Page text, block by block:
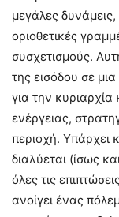
μεγάλες
οριοθετικές
συσχετισμούς.
της εισόδου σε
για την
ενέργειας,
περιοχή. Υπάρχει
διαλύεται (ίσως
όλες τις
ανοίγει ένας